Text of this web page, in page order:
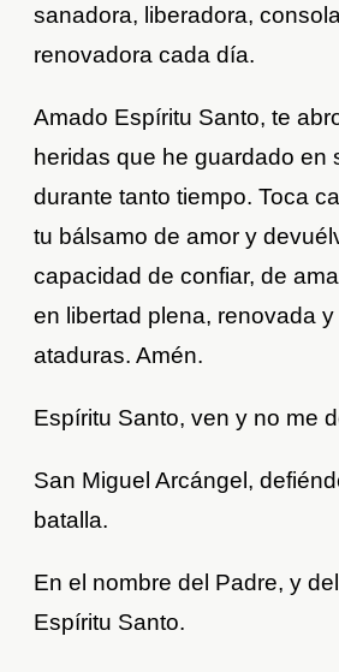
sanadora, liberadora,
renovadora cada día.
Amado Espíritu Santo, te
heridas que he guardado en
durante tanto tiempo. Toca
tu bálsamo de amor y
capacidad de confiar, de
en libertad plena, renovada y
ataduras. Amén.
Espíritu Santo, ven y no me
San Miguel Arcángel,
batalla.
En el nombre del Padre, y
Espíritu Santo.